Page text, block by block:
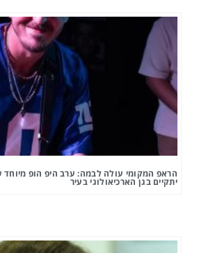
הראפ המקומי עולה לבמה: ערב היפ הופ מיוחד
יתקיים בגן הארכיאולוגי בעיר